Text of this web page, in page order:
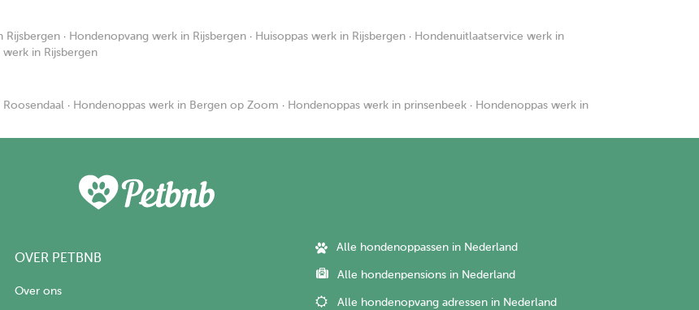
Rijsbergen · Hondenopvang werk in Rijsbergen · Huisoppas werk in Rijsbergen · Hondenuitlaatservice werk in
werk in Rijsbergen
· Hondenoppas werk in Bergen op Zoom · Hondenoppas werk in prinsenbeek · Hondenoppas werk in
OVER PETBNB
Over ons
Alle hondenoppassen in Nederland
Alle hondenpensions in Nederland
Alle hondenopvang adressen in Nederland